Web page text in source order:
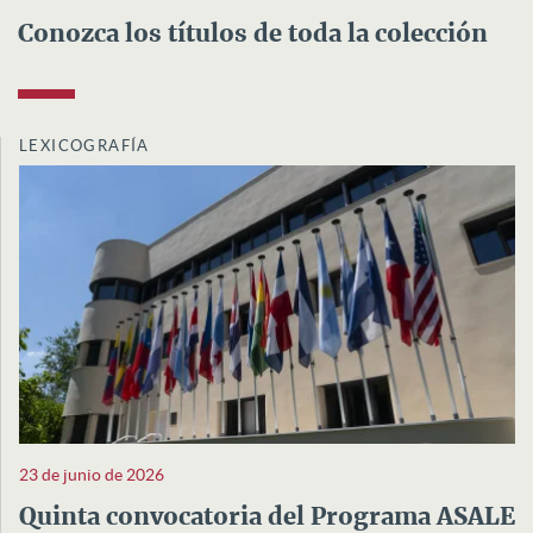
Conozca los títulos de toda la colección
LEXICOGRAFÍA
23 de junio de 2026
Quinta convocatoria del Programa ASALE